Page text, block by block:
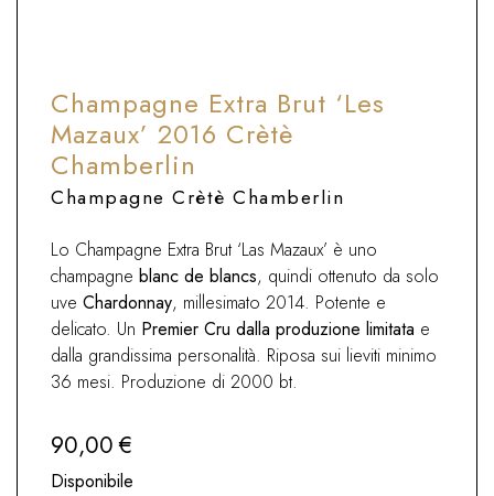
Champagne Extra Brut ‘Les
Mazaux’ 2016 Crètè
Chamberlin
Champagne Crètè Chamberlin
Lo Champagne Extra Brut ‘Las Mazaux’ è uno
champagne blanc de blancs, quindi ottenuto da solo
uve Chardonnay, millesimato 2014. Potente e
delicato. Un Premier Cru dalla produzione limitata e
dalla grandissima personalità. Riposa sui lieviti minimo
36 mesi. Produzione di 2000 bt.
90,00 €
Disponibile